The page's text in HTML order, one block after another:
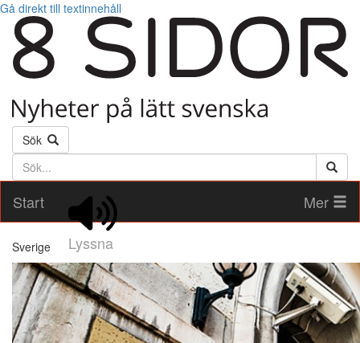
Gå direkt till textinnehåll
Sök
Söktext
Start
Lyssna
Mer
Sverige